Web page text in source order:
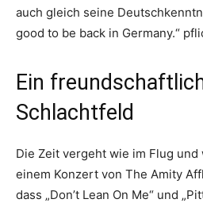
auch gleich seine
good to be back in Germany.“
Ein
Schlachtfeld
Die Zeit vergeht wie im Flug
einem Konzert von The Amity
dass „Don’t Lean On Me“ und